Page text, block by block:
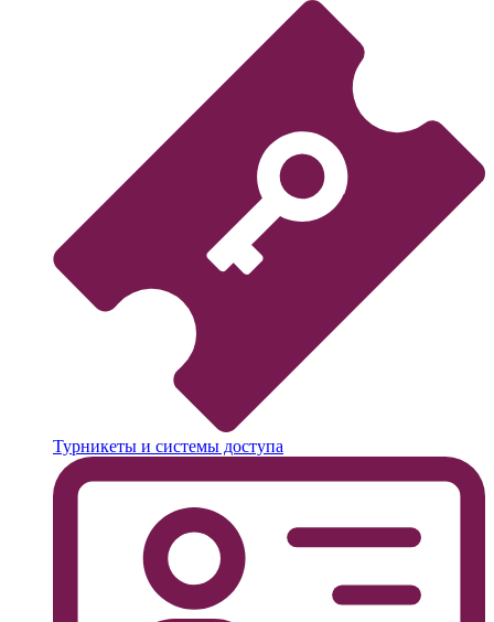
Турникеты и системы доступа